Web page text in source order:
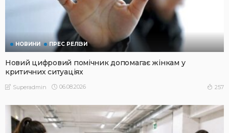
НОВИНИ ПРЕС РЕЛІЗИ
Новий цифровий помічник допомагає жінкам у
критичних ситуаціях
Superadmin 06.08.2026 257